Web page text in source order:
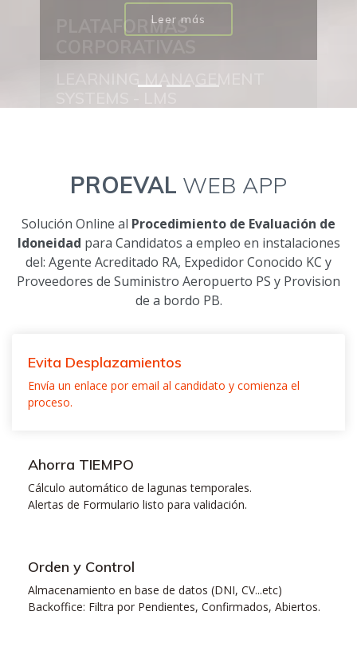
Leer más
PROEVAL WEB APP
Solución Online al Procedimiento de Evaluación de
Idoneidad para Candidatos a empleo en instalaciones
del: Agente Acreditado RA, Expedidor Conocido KC y
Proveedores de Suministro Aeropuerto PS y Provision
de a bordo PB.
Evita Desplazamientos
Envía un enlace por email al candidato y comienza el
proceso.
Ahorra TIEMPO
Cálculo automático de lagunas temporales.
Alertas de Formulario listo para validación.
Orden y Control
Almacenamiento en base de datos (DNI, CV...etc)
Backoffice: Filtra por Pendientes, Confirmados, Abiertos.